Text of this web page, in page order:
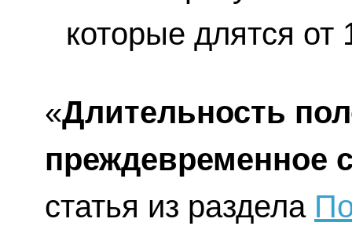
которые длятся от
«Длительность
преждевременное
статья из раздела